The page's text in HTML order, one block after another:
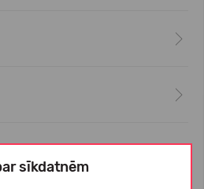
sīkdatnēm